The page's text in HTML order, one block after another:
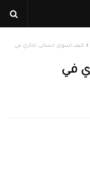
كيف اسوي حسابي تجاري في
في